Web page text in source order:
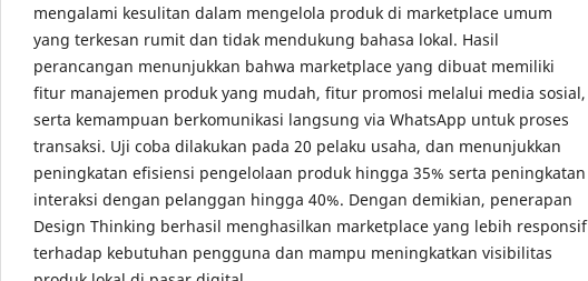
mengalami kesulitan dalam mengelola produk di marketplace umum
yang terkesan rumit dan tidak mendukung bahasa lokal. Hasil
perancangan menunjukkan bahwa marketplace yang dibuat memiliki
fitur manajemen produk yang mudah, fitur promosi melalui media sosial,
serta kemampuan berkomunikasi langsung via WhatsApp untuk proses
transaksi. Uji coba dilakukan pada 20 pelaku usaha, dan menunjukkan
peningkatan efisiensi pengelolaan produk hingga 35% serta peningkatan
interaksi dengan pelanggan hingga 40%. Dengan demikian, penerapan
Design Thinking berhasil menghasilkan marketplace yang lebih responsif
terhadap kebutuhan pengguna dan mampu meningkatkan visibilitas